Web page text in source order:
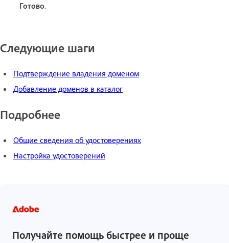
Готово.
Следующие шаги
Подтверждение владения доменом
Добавление доменов в каталог
Подробнее
Общие сведения об удостоверениях
Настройка удостоверений
Получайте помощь быстрее и проще